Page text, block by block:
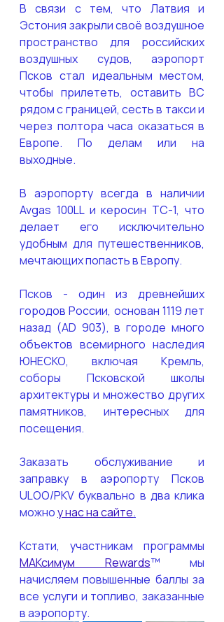
В связи с тем, что Латвия и
Эстония закрыли своё воздушное
пространство для российских
воздушных судов, аэропорт
Псков стал идеальным местом,
чтобы прилететь, оставить ВС
рядом с границей, сесть в такси и
через полтора часа оказаться в
Европе. По делам или на
выходные.
В аэропорту всегда в наличии
Avgas 100LL и керосин ТС-1, что
делает его исключительно
удобным для путешественников,
мечтающих попасть в Европу.
Псков - один из древнейших
городов России, основан 1119 лет
назад (AD 903), в городе много
объектов всемирного наследия
ЮНЕСКО, включая Кремль,
соборы Псковской школы
архитектуры и множество других
памятников, интересных для
посещения.
Заказать обслуживание и
заправку в аэропорту Псков
ULOO/PKV буквально в два клика
можно у нас на сайте.
МАКсимум Rewards™ мы
начисляем повышенные баллы за
все услуги и топливо, заказанные
в аэропорту.